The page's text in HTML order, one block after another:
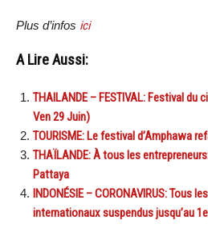
Plus d’infos ici
A Lire Aussi:
THAILANDE – FESTIVAL: Festival du
Ven 29 Juin)
TOURISME: Le festival d’Amphawa
THAÏLANDE: À tous les
Pattaya
INDONÉSIE – CORONAVIRUS: Tous
internationaux suspendus jusqu’au